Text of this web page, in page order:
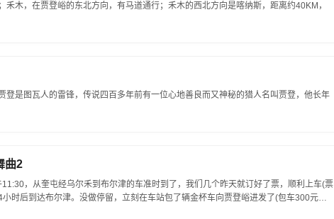
木，在贾登峪的东北方向，有马道通行；禾木的西北方向是喀纳斯，距离约40KM，
登是图瓦人的雷锋，传说四百多年前有一位心地善良而又神秘的猎人名叫贾登，他长年
曲2
11:30，从奎屯经乌尔禾到布尔津的车准时到了，我们几个昨天就订好了票，顺利上车(票
时后到达布尔津。没做停留，立刻在车站包了辆金杯车向贾登峪进发了(包车300元，